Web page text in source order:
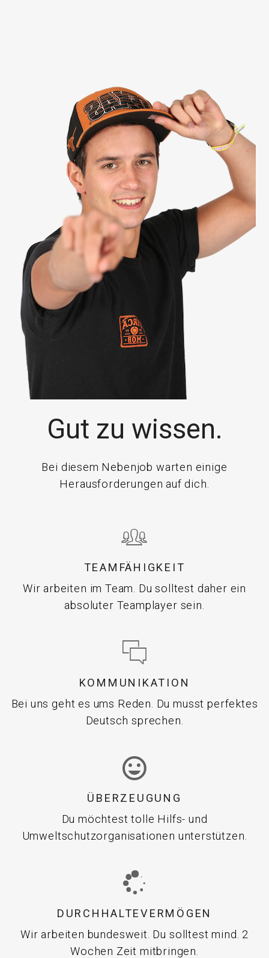
Gut zu wissen.
Bei diesem Nebenjob warten einige
Herausforderungen auf dich.
TEAMFÄHIGKEIT
Wir arbeiten im Team. Du solltest daher ein
absoluter Teamplayer sein.
KOMMUNIKATION
Bei uns geht es ums Reden. Du musst perfektes
Deutsch sprechen.
ÜBERZEUGUNG
Du möchtest tolle Hilfs- und
Umweltschutzorganisationen unterstützen.
DURCHHALTEVERMÖGEN
Wir arbeiten bundesweit. Du solltest mind. 2
Wochen Zeit mitbringen.